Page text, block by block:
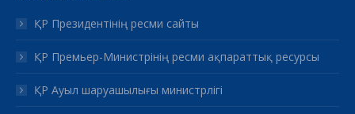
ҚР Президентінің ресми сайты
ҚР Премьер-Министрінің ресми ақпараттық ресурсы
ҚР Ауыл шаруашылығы министрлігі